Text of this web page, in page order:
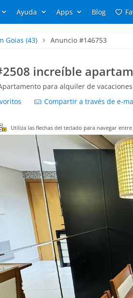
Ayuda Apps Blog
Goias (43) Anuncio #146753
increíble
para alquiler de
Compartir a través de e-
Utiliza las flechas del teclado para navegar